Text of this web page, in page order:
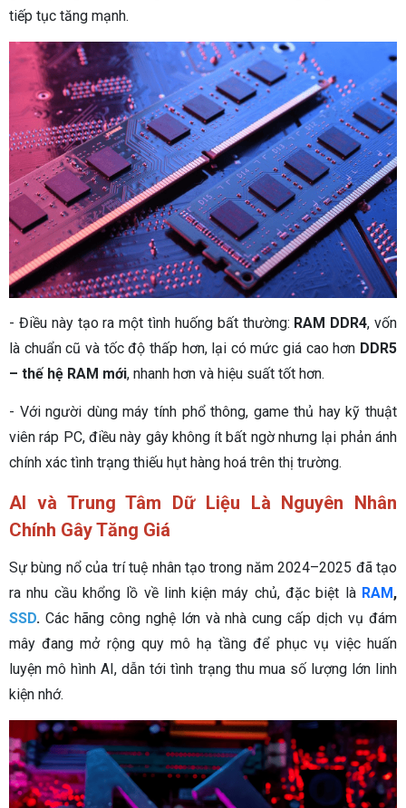
tiếp tục tăng mạnh.
- Điều này tạo ra một tình huống bất thường: RAM DDR4, vốn
là chuẩn cũ và tốc độ thấp hơn, lại có mức giá cao hơn DDR5
– thế hệ RAM mới, nhanh hơn và hiệu suất tốt hơn.
- Với người dùng máy tính phổ thông, game thủ hay kỹ thuật
viên ráp PC, điều này gây không ít bất ngờ nhưng lại phản ánh
chính xác tình trạng thiếu hụt hàng hoá trên thị trường.
AI và Trung Tâm Dữ Liệu Là Nguyên Nhân
Chính Gây Tăng Giá
Sự bùng nổ của trí tuệ nhân tạo trong năm 2024–2025 đã tạo
ra nhu cầu khổng lồ về linh kiện máy chủ, đặc biệt là RAM,
SSD. Các hãng công nghệ lớn và nhà cung cấp dịch vụ đám
mây đang mở rộng quy mô hạ tầng để phục vụ việc huấn
luyện mô hình AI, dẫn tới tình trạng thu mua số lượng lớn linh
kiện nhớ.